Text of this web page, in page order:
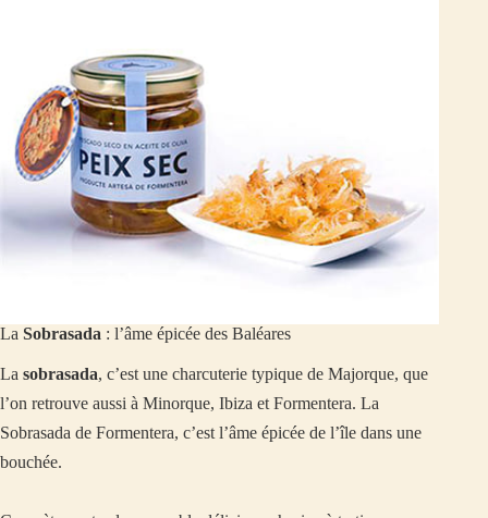
La Sobrasada : l’âme épicée des Baléares
La sobrasada, c’est une charcuterie typique de Majorque, que
l’on retrouve aussi à Minorque, Ibiza et Formentera. La
Sobrasada de Formentera, c’est l’âme épicée de l’île dans une
bouchée.